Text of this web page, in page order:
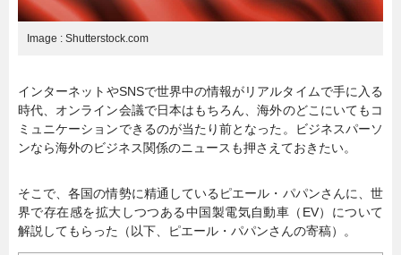
連載一覧
Image : Shutterstock.com
インターネットやSNSで世界中の情報がリアルタイムで手に入る
時代、オンライン会議で日本はもちろん、海外のどこにいてもコ
ミュニケーションできるのが当たり前となった。ビジネスパーソ
ンなら海外のビジネス関係のニュースも押さえておきたい。
そこで、各国の情勢に精通しているピエール・パパンさんに、世
界で存在感を拡大しつつある中国製電気自動車（EV）について
解説してもらった（以下、ピエール・パパンさんの寄稿）。